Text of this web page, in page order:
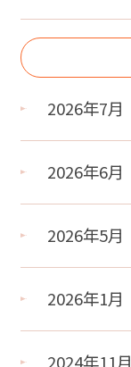
2026年7月
2026年6月
2026年5月
2026年1月
2024年11月